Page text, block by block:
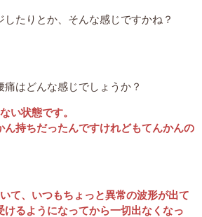
たりとか、そんな感じですかね？
はどんな感じでしょうか？
い状態です。
持ちだったんですけれどもてんかんの
て、いつもちょっと異常の波形が出て
るようになってから一切出なくなっ